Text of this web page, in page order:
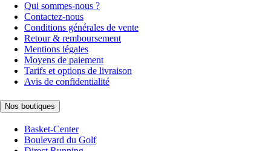
Qui sommes-nous ?
Contactez-nous
Conditions générales de vente
Retour & remboursement
Mentions légales
Moyens de paiement
Tarifs et options de livraison
Avis de confidentialité
Nos boutiques
Basket-Center
Boulevard du Golf